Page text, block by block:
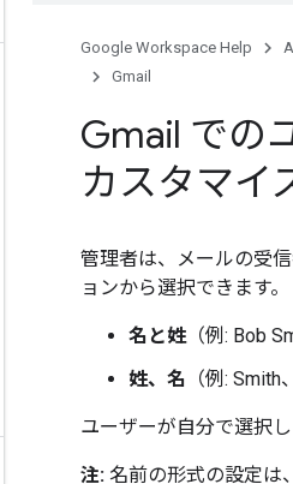
Google Workspace Help
Gmail
Gmail での
カスタマイ
管理者は、メールの受
ョンから選択できます。
名と姓（例: Bob
姓、名 （例: Smith
ユーザーが自分で選択
注: 名前の形式の設定は